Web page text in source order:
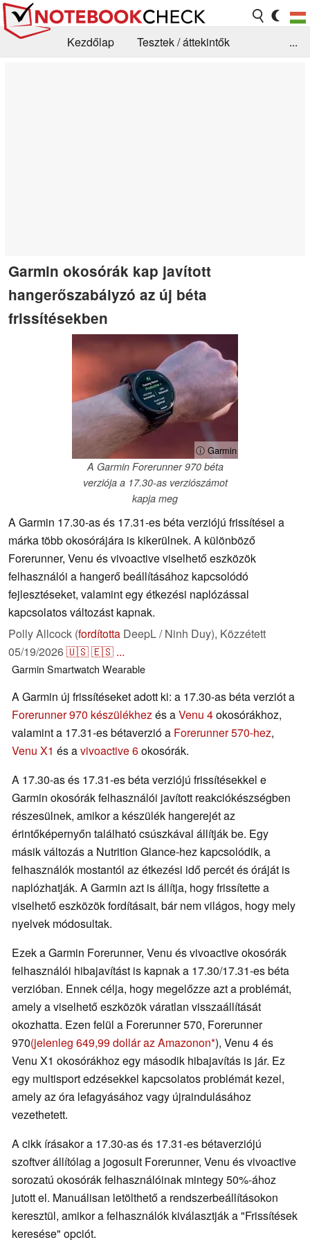
Kezdőlap
Tesztek / áttekintők
...
Garmin okosórák kap javított
hangerőszabályzó az új béta
frissítésekben
ⓘ Garmin
A Garmin Forerunner 970 béta
verziója a 17.30-as verziószámot
kapja meg
A Garmin 17.30-as és 17.31-es béta verziójú frissítései a
márka több okosórájára is kikerülnek. A különböző
Forerunner, Venu és vivoactive viselhető eszközök
felhasználói a hangerő beállításához kapcsolódó
fejlesztéseket, valamint egy étkezési naplózással
kapcsolatos változást kapnak.
Polly Allcock (fordította DeepL / Ninh Duy), Közzétett
05/19/2026🇺🇸🇪🇸 ...
Garmin Smartwatch Wearable
A Garmin új frissítéseket adott ki: a 17.30-as béta verziót a
Forerunner 970 készülékhezés aVenu 4okosórákhoz,
valamint a 17.31-es bétaverzió a Forerunner 570-hez,
Venu X1 és avivoactive 6okosórák.
A 17.30-as és 17.31-es béta verziójú frissítésekkel e
Garmin okosórák felhasználói javított reakciókészségben
részesülnek, amikor a készülék hangerejét az
érintőképernyőn található csúszkával állítják be. Egy
másik változás a Nutrition Glance-hez kapcsolódik, a
felhasználók mostantól az étkezési idő percét és óráját is
naplózhatják. A Garmin azt is állítja, hogy frissítette a
viselhető eszközök fordításait, bár nem világos, hogy mely
nyelvek módosultak.
Ezek a Garmin Forerunner, Venu és vivoactive okosórák
felhasználói hibajavítást is kapnak a 17.30/17.31-es béta
verzióban. Ennek célja, hogy megelőzze azt a problémát,
amely a viselhető eszközök váratlan visszaállítását
okozhatta. Ezen felül a Forerunner 570, Forerunner
970(jelenleg 649,99 dollár az Amazonon ), Venu 4 és
Venu X1 okosórákhoz egy második hibajavítás is jár. Ez
egy multisport edzésekkel kapcsolatos problémát kezel,
amely az óra lefagyásához vagy újraindulásához
vezethetett.
A cikk írásakor a 17.30-as és 17.31-es bétaverziójú
szoftver állítólag a jogosult Forerunner, Venu és vivoactive
sorozatú okosórák felhasználóinak mintegy 50%-ához
jutott el. Manuálisan letölthető a rendszerbeállításokon
keresztül, amikor a felhasználók kiválasztják a "Frissítések
keresése" opciót.